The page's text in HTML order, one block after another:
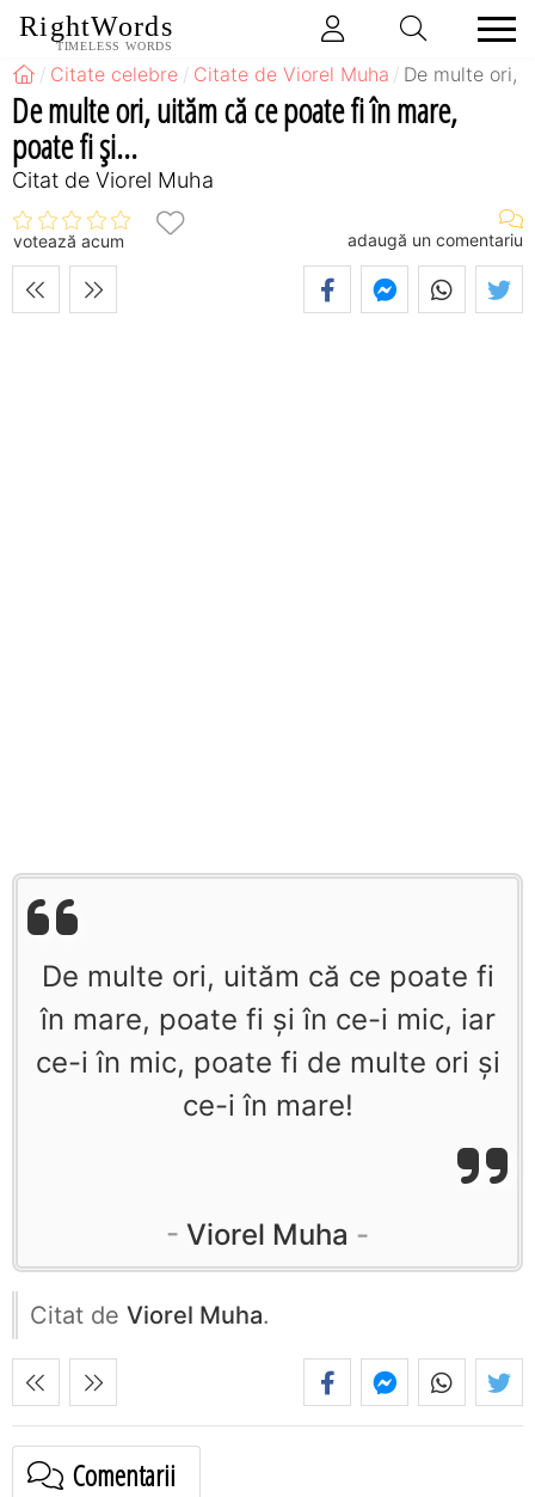
RightWords
TIMELESS WORDS
Citate celebre Citate de Viorel Muha De multe ori,
De multe ori, uităm că ce poate fi în mare,
poate fi şi...
Citat de Viorel Muha
votează acum adaugă un comentariu
De multe ori, uităm că ce poate fi
în mare, poate fi şi în ce-i mic, iar
ce-i în mic, poate fi de multe ori şi
ce-i în mare!
Viorel Muha
Citat de Viorel Muha.
Comentarii